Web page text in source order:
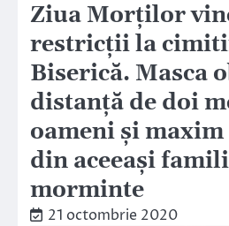
Ziua Morților
restricții la
Biserică. Masca
distanță de doi
oameni și maxim
din aceeași
morminte
21 octombrie 2020